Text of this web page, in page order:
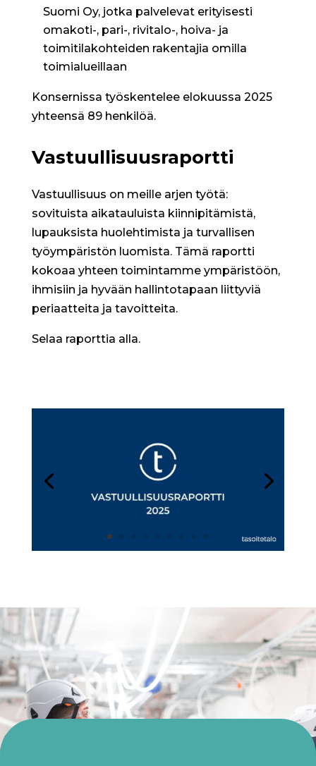
Suomi Oy, jotka palvelevat erityisesti
omakoti-, pari-, rivitalo-, hoiva- ja
toimitilakohteiden rakentajia omilla
toimialueillaan
Konsernissa työskentelee elokuussa 2025
yhteensä 89 henkilöä.
Vastuullisuusraportti
Vastuullisuus on meille arjen työtä:
sovituista aikatauluista kiinnipitämistä,
lupauksista huolehtimista ja turvallisen
työympäristön luomista. Tämä raportti
kokoaa yhteen toimintamme ympäristöön,
ihmisiin ja hyvään hallintotapaan liittyviä
periaatteita ja tavoitteita.
Selaa raporttia alla.